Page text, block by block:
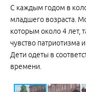
С каждым годом в
младшего возраста.
которым около 4 лет,
чувство патриотизма
Дети одеты в
времени.